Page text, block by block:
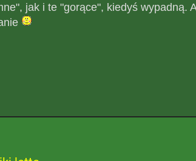
jak i te "gorące", kiedyś wypadną.